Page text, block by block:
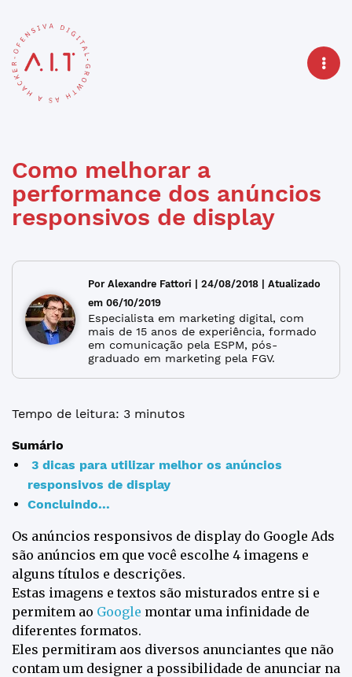
Como melhorar a
performance dos anúncios
responsivos de display
Por Alexandre Fattori | 24/08/2018 | Atualizado
em 06/10/2019
Especialista em marketing digital, com
mais de 15 anos de experiência, formado
em comunicação pela ESPM, pós-
graduado em marketing pela FGV.
Tempo de leitura: 3 minutos
Sumário
3 dicas para utilizar melhor os anúncios
responsivos de display
Concluindo...
Os anúncios responsivos de display do Google Ads
são anúncios em que você escolhe 4 imagens e
alguns títulos e descrições.
Estas imagens e textos são misturados entre si e
permitem ao Google montar uma infinidade de
diferentes formatos.
Eles permitiram aos diversos anunciantes que não
contam um designer a possibilidade de anunciar na